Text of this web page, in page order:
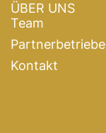
ÜBER UNS
Team
Partnerbetriebe
Kontakt